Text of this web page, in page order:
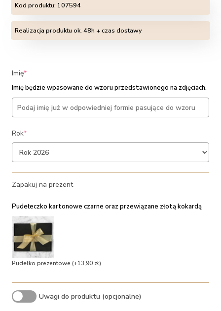
Kod produktu: 107594
Realizacja produktu ok. 48h + czas dostawy
Imię*(required)
Imię będzie wpasowane do wzoru przedstawionego na zdjęciach.
Rok*(required)
Zapakuj na prezent
Pudełeczko kartonowe czarne oraz przewiązane złotą kokardą
Pudełko prezentowe (+13,90 zł)
Uwagi do produktu (opcjonalne)